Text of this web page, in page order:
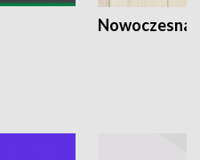
Nowoczesna